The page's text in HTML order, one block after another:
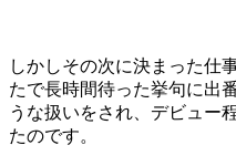
しかしその次に決まった仕
たで長時間待った挙句に出
うな扱いをされ、デビュー
たのです。